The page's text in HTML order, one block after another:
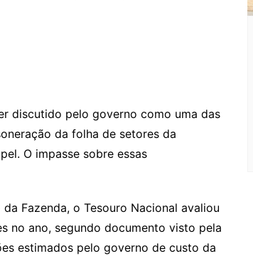
discutido pelo governo como uma das
da folha de setores da
O impasse sobre essas
Fazenda, o Tesouro Nacional avaliou
no ano, segundo documento visto pela
estimados pelo governo de custo da